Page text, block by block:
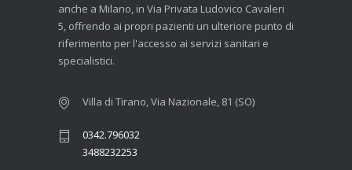
anche a Milano, in Via Privata Ludovico Cavaleri
5, offrendo ai propri pazienti un ulteriore punto di
riferimento per l'accesso ai servizi sanitari e
specialistici.
Villa di Tirano, Via Nazionale, 81 (SO)
0342.796032
3488232253